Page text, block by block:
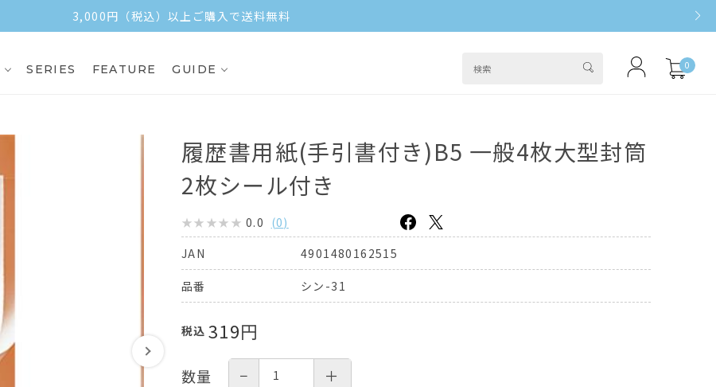
3,000円（税込）以上ご購入で送料無料
SERIES FEATURE GUIDE 0
履歴書用紙(手引書付き)B5 一般4枚大型封筒
2枚シール付き
0.0 (0)
JAN
4901480162515
品番 シン-31
税込 319円
数量 − ＋